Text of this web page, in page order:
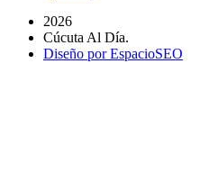
2026
Cúcuta Al Día.
Diseño por EspacioSEO